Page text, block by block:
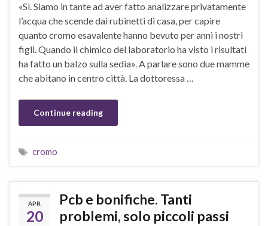
«Sì. Siamo in tante ad aver fatto analizzare privatamente
l’acqua che scende dai rubinetti di casa, per capire
quanto cromo esavalente hanno bevuto per anni i nostri
figli. Quando il chimico del laboratorio ha visto i risultati
ha fatto un balzo sulla sedia». A parlare sono due mamme
che abitano in centro città. La dottoressa …
Continue reading
cromo
APR
20
Pcb e bonifiche. Tanti
problemi, solo piccoli passi